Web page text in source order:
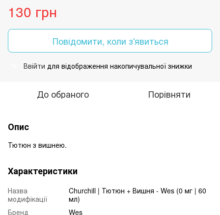
130 грн
Повідомити, коли з'явиться
Ввійти для відображення накопичувальної знижки
До обраного Порівняти
Опис
Тютюн з вишнею.
Характеристики
Назва
модифікації
Churchill | Тютюн + Вишня - Wes (0 мг | 60
мл)
Бренд
Wes